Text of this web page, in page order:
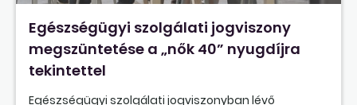
Egészségügyi szolgálati jogviszony
megszüntetése a „nők 40” nyugdíjra
tekintettel
Egészségügyi szolgálati jogviszonyban lévő